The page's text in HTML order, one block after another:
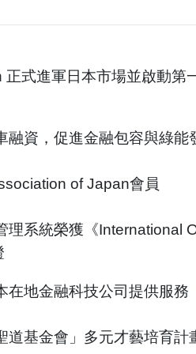
式進軍日本市場並啟動第
融資，促進金融包容與綠能
of Japan會員
理系統榮獲《International
在地金融科技公司提供服務
基金會」多元才藝培育